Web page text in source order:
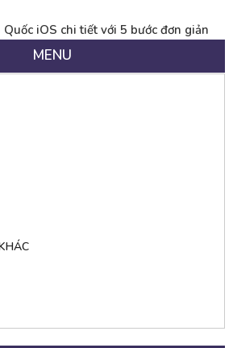
iOS chi tiết với 5 bước đơn giản
MENU